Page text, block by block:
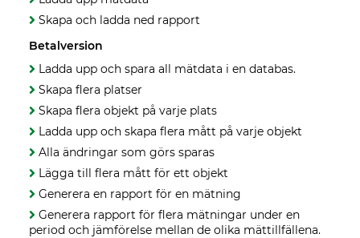
Skapa och ladda ned rapport
Betalversion
Ladda upp och spara all mätdata i en databas.
Skapa flera platser
Skapa flera objekt på varje plats
Ladda upp och skapa flera mått på varje objekt
Alla ändringar som görs sparas
Lägga till flera mått för ett objekt
Generera en rapport för en mätning
Generera rapport för flera mätningar under en
period och jämförelse mellan de olika mättillfällena.